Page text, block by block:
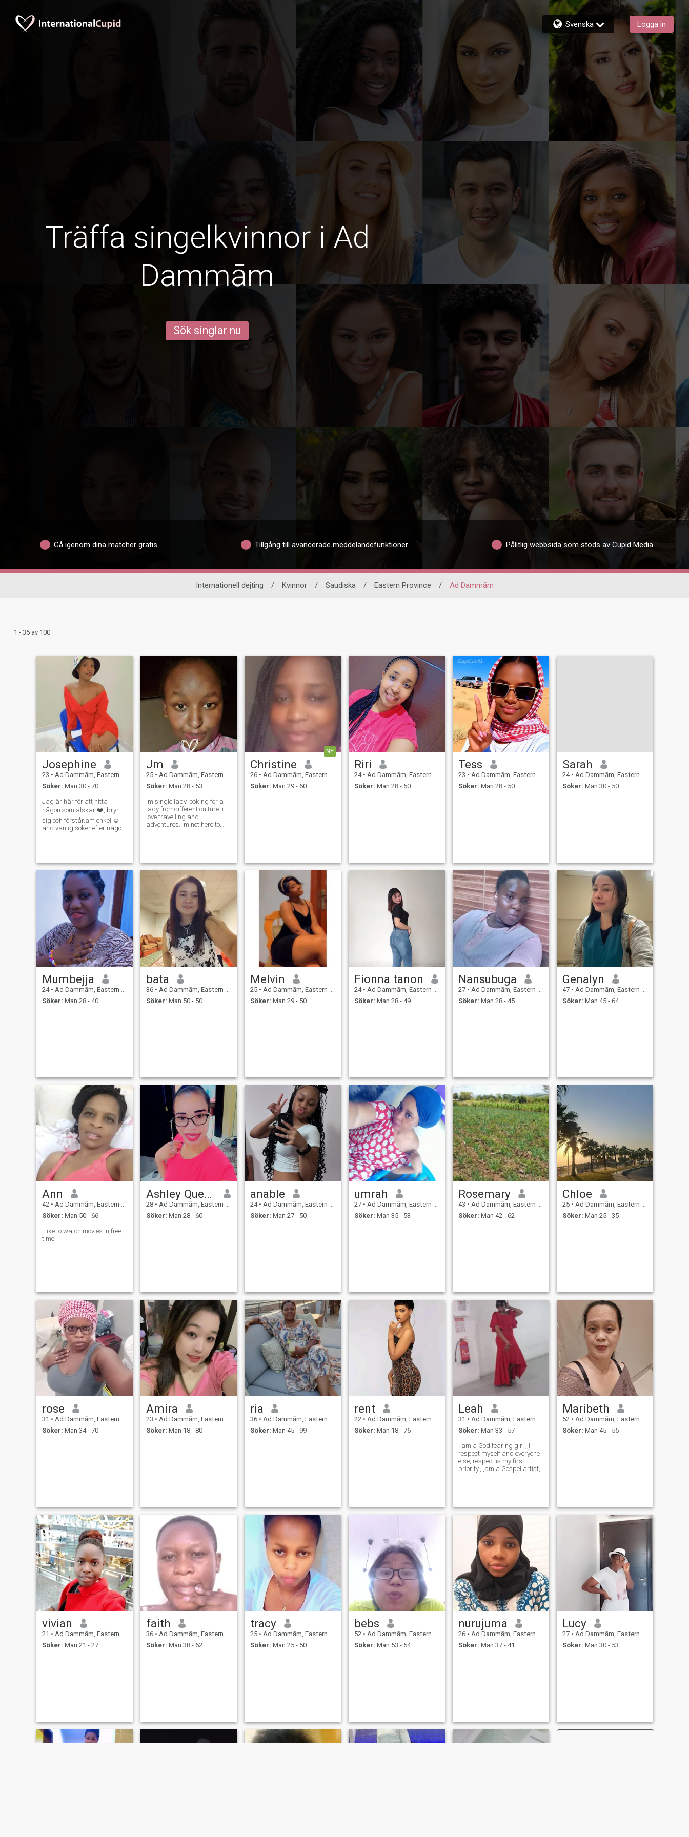
Svenska Logga in
Träffa singelkvinnor i Ad
Dammām
Sök singlar nu
Gå igenom dina matcher gratis Tillgång till avancerade meddelandefunktioner Pålitlig webbsida som stöds av Cupid Media
Internationell dejting / Kvinnor / Saudiska / Eastern Province / Ad Dammām
1 - 35 av 100
Josephine
23 • Ad Dammām, Eastern Province, Saudiarabien
Söker: Man 30 - 70
Jag är här för att hitta
någon som älskar ❤️, bryr
sig och förstår.am enkel ☺️
and vänlig söker efter någon
om nakenbilder .Lier,
spelare, tid avfall och
spelare inte meddelande .
LÄS MIN PROFIL BRA 🙅
Jm
25 • Ad Dammām, Eastern Province, Saudiarabien
Söker: Man 28 - 53
im single lady looking for a
lady fromdifferent culture. i
love travelling and
adventures. im not here to
open minded. i open up to
new
NY
Christine
26 • Ad Dammām, Eastern Province, Saudiarabien
Söker: Man 29 - 60
Riri
24 • Ad Dammām, Eastern Province, Saudiarabien
Söker: Man 28 - 50
Tess
23 • Ad Dammām, Eastern Province, Saudiarabien
Söker: Man 28 - 50
Sarah
24 • Ad Dammām, Eastern Province, Saudiarabien
Söker: Man 30 - 50
Mumbejja
24 • Ad Dammām, Eastern Province, Saudiarabien
Söker: Man 28 - 40
bata
36 • Ad Dammām, Eastern Province, Saudiarabien
Söker: Man 50 - 50
Melvin
25 • Ad Dammām, Eastern Province, Saudiarabien
Söker: Man 29 - 50
Fionna tanon
24 • Ad Dammām, Eastern Province, Saudiarabien
Söker: Man 28 - 49
Nansubuga
27 • Ad Dammām, Eastern Province, Saudiarabien
Söker: Man 28 - 45
Genalyn
47 • Ad Dammām, Eastern Province, Saudiarabien
Söker: Man 45 - 64
Ann
42 • Ad Dammām, Eastern Province, Saudiarabien
Söker: Man 50 - 66
I like to watch movies in free
time
Ashley Queeny
28 • Ad Dammām, Eastern Province, Saudiarabien
Söker: Man 28 - 60
anable
24 • Ad Dammām, Eastern Province, Saudiarabien
Söker: Man 27 - 50
umrah
27 • Ad Dammām, Eastern Province, Saudiarabien
Söker: Man 35 - 53
Rosemary
43 • Ad Dammām, Eastern Province, Saudiarabien
Söker: Man 42 - 62
Chloe
25 • Ad Dammām, Eastern Province, Saudiarabien
Söker: Man 25 - 35
rose
31 • Ad Dammām, Eastern Province, Saudiarabien
Söker: Man 34 - 70
Amira
23 • Ad Dammām, Eastern Province, Saudiarabien
Söker: Man 18 - 80
ria
36 • Ad Dammām, Eastern Province, Saudiarabien
Söker: Man 45 - 99
rent
22 • Ad Dammām, Eastern Province, Saudiarabien
Söker: Man 18 - 76
Leah
31 • Ad Dammām, Eastern Province, Saudiarabien
Söker: Man 33 - 57
I am a God fearing girl ,,I
respect myself and everyone
else,,respect is my first
priority,,,,am a Gospel artist,
Maribeth
52 • Ad Dammām, Eastern Province, Saudiarabien
Söker: Man 45 - 55
vivian
21 • Ad Dammām, Eastern Province, Saudiarabien
Söker: Man 21 - 27
faith
36 • Ad Dammām, Eastern Province, Saudiarabien
Söker: Man 38 - 62
tracy
25 • Ad Dammām, Eastern Province, Saudiarabien
Söker: Man 25 - 50
bebs
52 • Ad Dammām, Eastern Province, Saudiarabien
Söker: Man 53 - 54
nurujuma
26 • Ad Dammām, Eastern Province, Saudiarabien
Söker: Man 37 - 41
Lucy
27 • Ad Dammām, Eastern Province, Saudiarabien
Söker: Man 30 - 53